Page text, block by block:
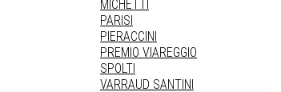
MICHETTI
PARISI
PIERACCINI
PREMIO VIAREGGIO
SPOLTI
VARRAUD SANTINI